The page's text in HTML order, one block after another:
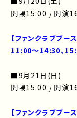
開場15:00 / 開演
【ファンクラブブー
11:00～14:30、
■9月21日(日)
開場15:00 / 開演
【ファンクラブブー